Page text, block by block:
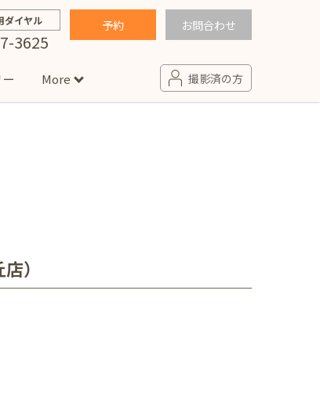
ダイヤル
3625
予約 お問合わせ
ール写真・宣材写真
More 撮影済の方
）